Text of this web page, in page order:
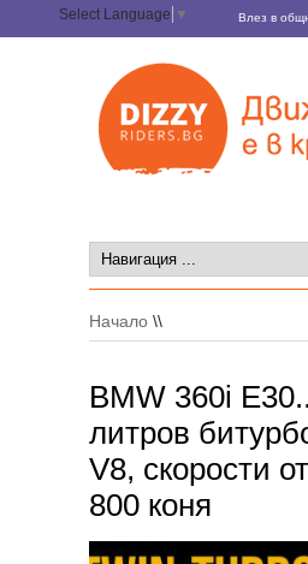
Select Language ▼ Влез в
Начало \\
BMW 360i
литров
V8, скорости
800 коня